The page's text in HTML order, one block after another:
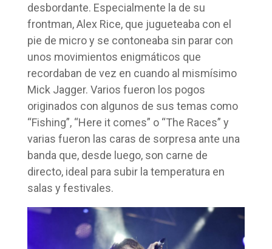
desbordante. Especialmente la de su
frontman, Alex Rice, que jugueteaba con el
pie de micro y se contoneaba sin parar con
unos movimientos enigmáticos que
recordaban de vez en cuando al mismísimo
Mick Jagger. Varios fueron los pogos
originados con algunos de sus temas como
“Fishing”, “Here it comes” o “The Races” y
varias fueron las caras de sorpresa ante una
banda que, desde luego, son carne de
directo, ideal para subir la temperatura en
salas y festivales.